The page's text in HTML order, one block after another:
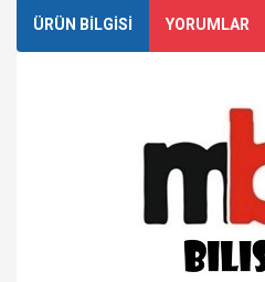
ÜRÜN BİLGİSİ YORUMLAR